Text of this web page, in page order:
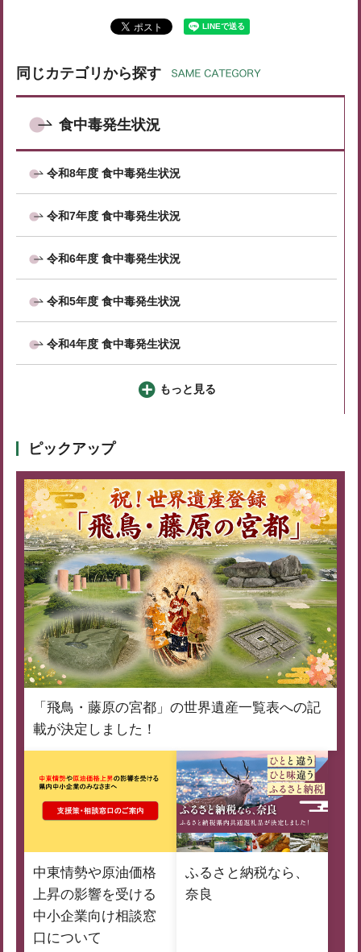
同じカテゴリから探す
食中毒発生状況
令和8年度 食中毒発生状況
令和7年度 食中毒発生状況
令和6年度 食中毒発生状況
令和5年度 食中毒発生状況
令和4年度 食中毒発生状況
もっと見る
ピックアップ
「飛鳥・藤原の宮都」の世界遺産一覧表への記
載が決定しました！
中東情勢や原油価格
上昇の影響を受ける
中小企業向け相談窓
口について
ふるさと納税なら、
奈良